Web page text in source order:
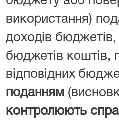
використання)
доходів
бюджетів коштів,
відповідних
поданням
контролюють